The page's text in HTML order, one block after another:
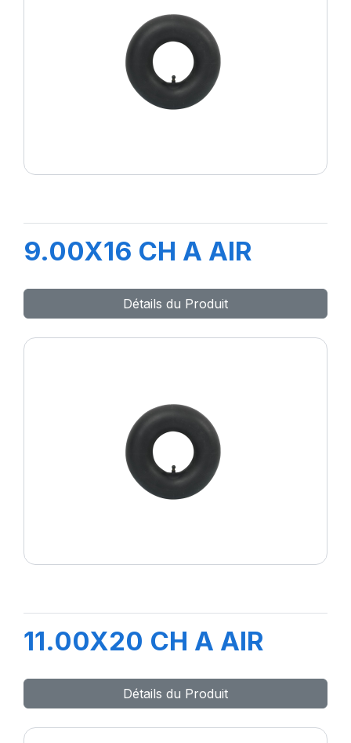
9.00X16 CH A AIR
Détails du Produit
11.00X20 CH A AIR
Détails du Produit